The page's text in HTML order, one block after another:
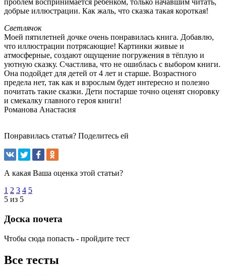
проблем воспринимается ребёнком, только начавшим читать,
добрые иллюстрации. Как жаль, что сказка такая короткая!
Светлячок
Моей пятилетней дочке очень понравилась книга. Добавлю,
что иллюстрации потрясающие! Картинки живые и
атмосферные, создают ощущение погружения в тёплую и
уютную сказку. Счастлива, что не ошиблась с выбором книги.
Она подойдет для детей от 4 лет и старше. Возрастного
предела нет, так как и взрослым будет интересно и полезно
почитать такие сказки. Дети постарше точно оценят сноровку
и смекалку главного героя книги!
Романова Анастасия
Понравилась статья? Поделитесь ей
А какая Ваша оценка этой статьи?
1 2 3 4 5
5 из 5
Доска почета
Чтобы сюда попасть - пройдите тест
Все тесты